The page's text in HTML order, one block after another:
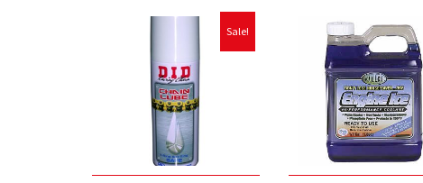
Sale!